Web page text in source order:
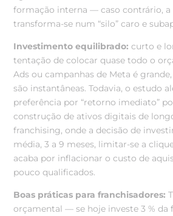
formação interna — caso contrário,
transforma-se num “silo” caro e
Investimento equilibrado: curto e
tentação de colocar quase todo o
Ads ou campanhas de Meta é
são instantâneas. Todavia, o estudo
preferência por “retorno imediato”
construção de ativos digitais de
franchising, onde a decisão de
média, 3 a 9 meses, limitar-se a
acaba por inflacionar o custo de
pouco qualificados.
Boas práticas para franchisadores:
orçamental — se hoje investe 3 % da